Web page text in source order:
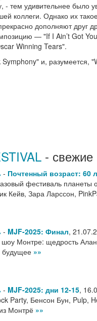
тем удивительнее было
коллеги. Однако их
дополняют друг
— "If I Ain’t Got
Winning Tears".
и, разумеется,
- свежие
- Почтенный возраст: 60
фестиваль планеты
Кейв, Зара Ларссон,
- MJF-2025: Финал,
Монтре: щедрость
будущее »»
- MJF-2025: дни 12-15,
Party, Бенсон Бун, Pulp,
Монтрё »»